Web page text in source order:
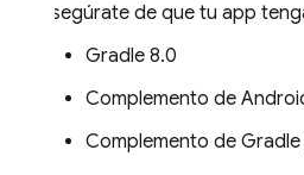
Asegúrate de que tu app
Gradle 8.0
Complemento de
Complemento de